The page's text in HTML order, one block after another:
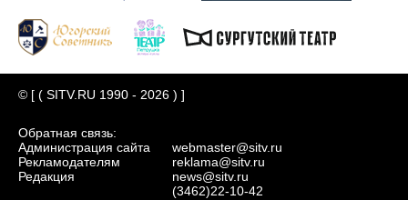
© [ ( SITV.RU 1990 - 2026 ) ]
Обратная связь:
Администрация сайта
Рекламодателям
Редакция
webmaster@sitv.ru
reklama@sitv.ru
news@sitv.ru
(3462)22-10-42